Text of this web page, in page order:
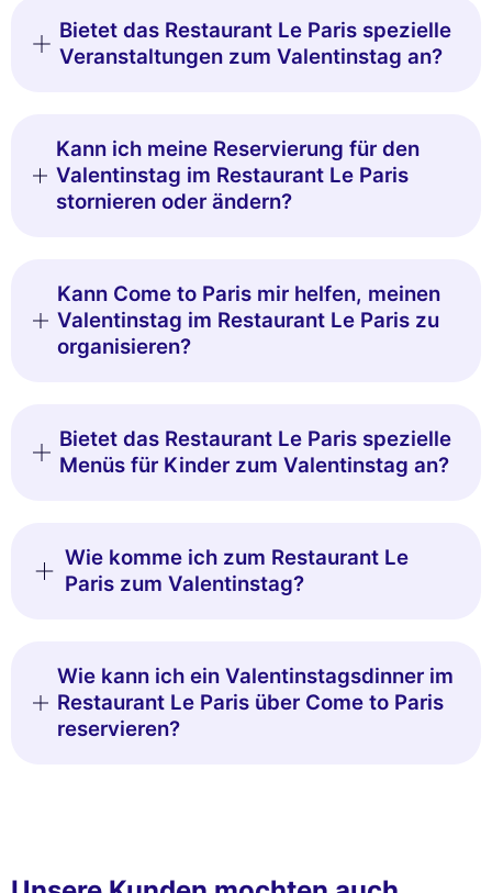
Bietet das Restaurant Le Paris spezielle
Veranstaltungen zum Valentinstag an?
Kann ich meine Reservierung für den
Valentinstag im Restaurant Le Paris
stornieren oder ändern?
Kann Come to Paris mir helfen, meinen
Valentinstag im Restaurant Le Paris zu
organisieren?
Bietet das Restaurant Le Paris spezielle
Menüs für Kinder zum Valentinstag an?
Wie komme ich zum Restaurant Le
Paris zum Valentinstag?
Wie kann ich ein Valentinstagsdinner im
Restaurant Le Paris über Come to Paris
reservieren?